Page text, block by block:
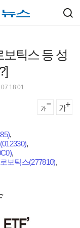
보틱스 등 성
18:01
,
,
,
보틱스(277810),